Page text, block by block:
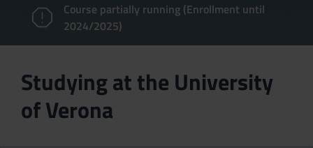
Course partially running (Enrollment until
2024/2025)
Studying at the University
of Verona